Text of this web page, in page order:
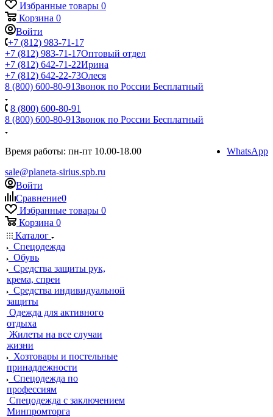
Избранные товары 0
Корзина 0
Войти
+7 (812) 983-71-17
+7 (812) 983-71-17Оптовый отдел
+7 (812) 642-71-22Ирина
+7 (812) 642-22-73Олеся
8 (800) 600-80-91Звонок по России Бесплатный
8 (800) 600-80-91
8 (800) 600-80-91Звонок по России Бесплатный
Время работы: пн-пт 10.00-18.00
sale@planeta-sirius.spb.ru
WhatsApp
Войти
Сравнение0
Избранные товары 0
Корзина 0
Каталог
Спецодежда
Обувь
Средства защиты рук,
крема, спреи
Средства индивидуальной
защиты
Одежда для активного
отдыха
Жилеты на все случаи
жизни
Хозтовары и постельные
принадлежности
Спецодежда по
профессиям
Спецодежда с заключением
Минпромторга